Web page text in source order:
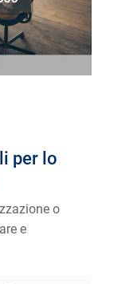
per lo
o
e